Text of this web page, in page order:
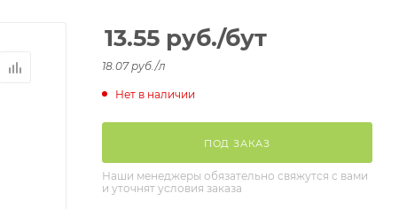
13.55 руб./бут
18.07 руб./л
Нет в наличии
ПОД ЗАКАЗ
Наши менеджеры обязательно свяжутся с вами
и уточнят условия заказа